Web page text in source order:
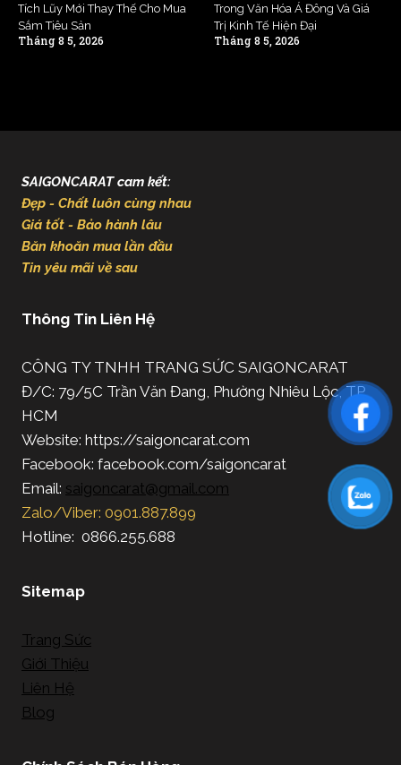
Tích Lũy Mới Thay Thế Cho Mua
Sắm Tiêu Sản
Tháng 8 5, 2026
Trong Văn Hóa Á Đông Và Giá
Trị Kinh Tế Hiện Đại
Tháng 8 5, 2026
SAIGONCARAT cam kết:
Đẹp - Chất luôn cùng nhau
Giá tốt - Bảo hành lâu
Băn khoăn mua lần đầu
Tin yêu mãi về sau
Thông Tin Liên Hệ
CÔNG TY TNHH TRANG SỨC SAIGONCARAT
Đ/C: 79/5C Trần Văn Đang, Phường Nhiêu Lộc, TP.
HCM
Website: https://saigoncarat.com
Facebook: facebook.com/saigoncarat
Email: saigoncarat@gmail.com
Zalo/Viber: 0901.887.899
Hotline: 0866.255.688
Sitemap
Trang Sức
Giới Thiệu
Liên Hệ
Blog